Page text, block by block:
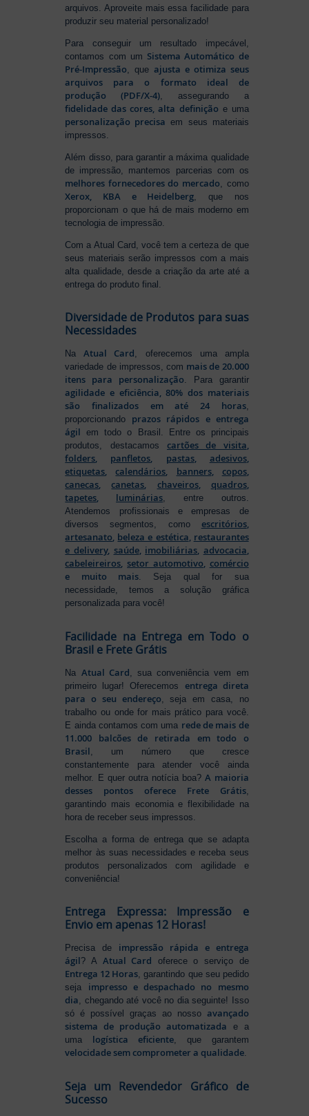
arquivos. Aproveite mais essa facilidade para
produzir seu material personalizado!
Para conseguir um resultado impecável,
contamos com um Sistema Automático de
Pré-Impressão , queajusta e otimiza seus
arquivos para o formato ideal de
produção (PDF/X-4) , assegurando a
fidelidade das cores, alta definição e uma
personalização precisa em seus materiais
impressos.
Além disso, para garantir a máxima qualidade
de impressão, mantemos parcerias com os
melhores fornecedores do mercado , como
Xerox, KBA e Heidelberg , que nos
proporcionam o que há de mais moderno em
tecnologia de impressão.
Com a Atual Card, você tem a certeza de que
seus materiais serão impressos com a mais
alta qualidade, desde a criação da arte até a
entrega do produto final.
Diversidade de Produtos para suas
Necessidades
NaAtual Card, oferecemos uma ampla
variedade de impressos, com mais de 20.000
itens para personalização. Para garantir
agilidade e eficiência, 80% dos materiais
são finalizados em até 24 horas,
proporcionando prazos rápidos e entrega
ágil em todo o Brasil. Entre os principais
produtos, destacamos cartões de visita,
folders, panfletos, pastas, adesivos,
etiquetas,calendários, banners, copos,
canecas,canetas, chaveiros, quadros,
tapetes, luminárias, entre outros.
Atendemos profissionais e empresas de
diversos segmentos, como escritórios,
artesanato, beleza e estética, restaurantes
e delivery, saúde, imobiliárias, advocacia,
cabeleireiros, setor automotivo, comércio
e muito mais. Seja qual for sua
necessidade, temos a solução gráfica
personalizada para você!
Facilidade na Entrega em Todo o
Brasil e Frete Grátis
Na Atual Card , sua conveniência vem em
primeiro lugar! Oferecemos entrega direta
para o seu endereço , seja em casa, no
trabalho ou onde for mais prático para você.
E ainda contamos com uma rede de mais de
11.000 balcões de retirada em todo o
Brasil , um número que cresce
constantemente para atender você ainda
melhor. E quer outra notícia boa?A maioria
desses pontos oferece Frete Grátis,
garantindo mais economia e flexibilidade na
hora de receber seus impressos.
Escolha a forma de entrega que se adapta
melhor às suas necessidades e receba seus
produtos personalizados com agilidade e
conveniência!
Entrega Expressa: Impressão e
Envio em apenas 12 Horas!
Precisa de impressão rápida e entrega
ágil? A Atual Card oferece o serviço de
Entrega 12 Horas, garantindo que seu pedido
seja impresso e despachado no mesmo
dia, chegando até você no dia seguinte! Isso
só é possível graças ao nosso avançado
sistema de produção automatizada e a
uma logística eficiente, que garantem
velocidade sem comprometer a qualidade.
Seja um Revendedor Gráfico de
Sucesso